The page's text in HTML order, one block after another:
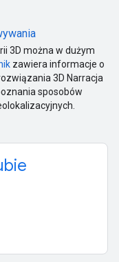
3D można w dużym
zawiera informacje o
3D Narracja
sposobów